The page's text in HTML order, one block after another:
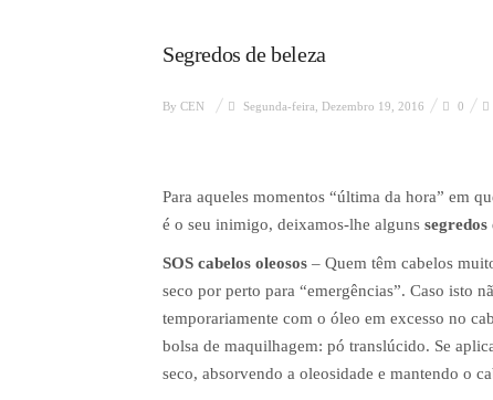
Segredos de beleza
By CEN Segunda-feira, Dezembro 19, 2016 0
Para aqueles momentos “última da hora” em
é o seu inimigo, deixamos-lhe alguns segredos
SOS cabelos oleosos – Quem têm cabelos
seco por perto para “emergências”. Caso isto
temporariamente com o óleo em excesso no
bolsa de maquilhagem: pó translúcido. Se
seco, absorvendo a oleosidade e mantendo o